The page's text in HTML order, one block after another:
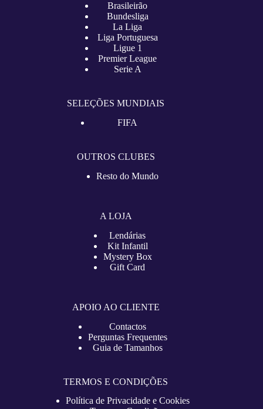
Brasileirão
Bundesliga
La Liga
Liga Portuguesa
Ligue 1
Premier League
Serie A
SELEÇÕES MUNDIAIS
FIFA
OUTROS CLUBES
Resto do Mundo
A LOJA
Lendárias
Kit Infantil
Mystery Box
Gift Card
APOIO AO CLIENTE
Contactos
Perguntas Frequentes
Guia de Tamanhos
TERMOS E CONDIÇÕES
Política de Privacidade e Cookies